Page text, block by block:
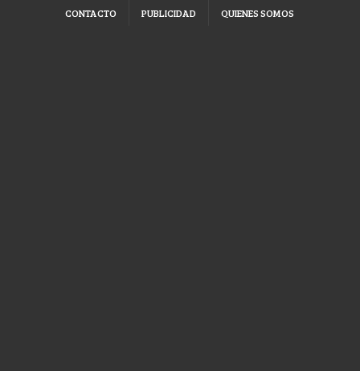
CONTACTO PUBLICIDAD QUIENES SOMOS